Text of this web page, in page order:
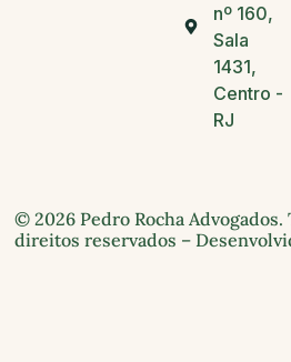
nº 160,
Sala
1431,
Centro -
RJ
© 2026 Pedro Rocha Advogados.
direitos reservados –